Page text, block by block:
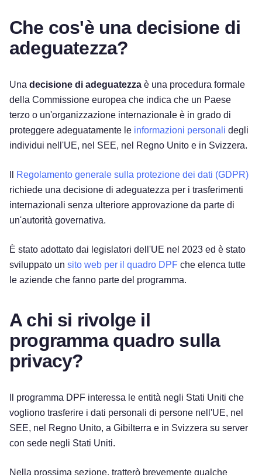
Che cos'è una decisione di
adeguatezza?
Una decisione di adeguatezza è una procedura formale
della Commissione europea che indica che un Paese
terzo o un'organizzazione internazionale è in grado di
proteggere adeguatamente le informazioni personali degli
individui nell'UE, nel SEE, nel Regno Unito e in Svizzera.
Regolamento generale sulla protezione dei dati (GDPR)
richiede una decisione di adeguatezza per i trasferimenti
internazionali senza ulteriore approvazione da parte di
un'autorità governativa.
È stato adottato dai legislatori dell'UE nel 2023 ed è stato
sviluppato un sito web per il quadro DPF che elenca tutte
le aziende che fanno parte del programma.
A chi si rivolge il
programma quadro sulla
privacy?
Il programma DPF interessa le entità negli Stati Uniti che
vogliono trasferire i dati personali di persone nell'UE, nel
SEE, nel Regno Unito, a Gibilterra e in Svizzera su server
con sede negli Stati Uniti.
Nella prossima sezione, tratterò brevemente qualche